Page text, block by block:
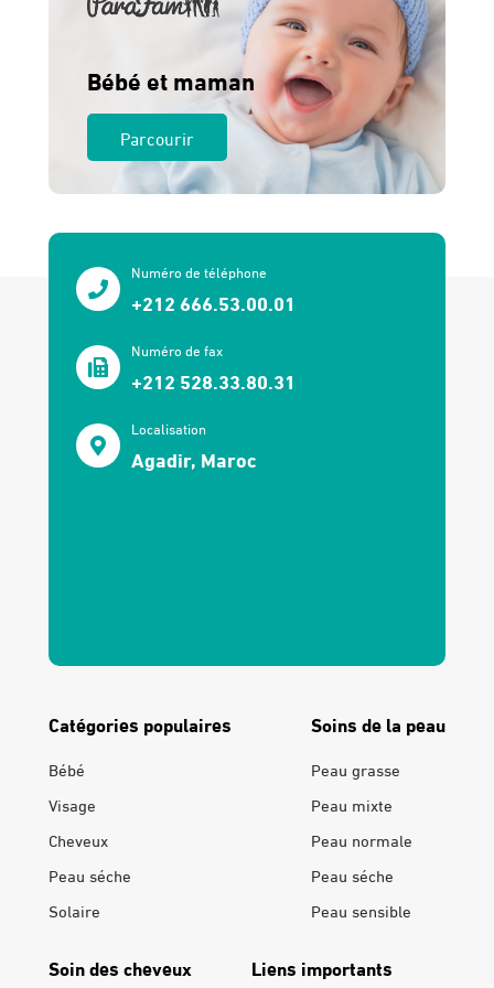
Bébé et maman
Parcourir
Numéro de téléphone
+212 666.53.00.01
Numéro de fax
+212 528.33.80.31
Localisation
Agadir, Maroc
Catégories populaires
Bébé
Visage
Cheveux
Peau séche
Solaire
Soins de la peau
Peau grasse
Peau mixte
Peau normale
Peau séche
Peau sensible
Soin des cheveux Liens importants